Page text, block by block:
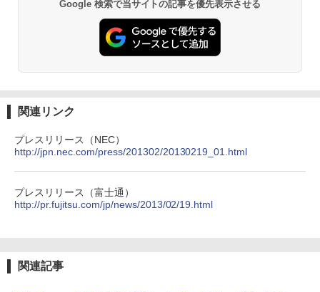
Google 検索で当サイトの記事を優先表示させる
関連リンク
プレスリリース（NEC）
http://jpn.nec.com/press/201302/20130219_01.html
プレスリリース（富士通）
http://pr.fujitsu.com/jp/news/2013/02/19.html
関連記事